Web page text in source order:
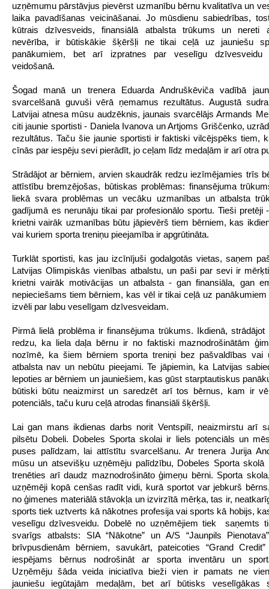
uzņēmumu pārstāvjus pievērst uzmanību bērnu kvalitatīva un
laika pavadīšanas veicināšanai. Jo mūsdienu sabiedrības,
kūtrais dzīvesveids, finansiālā atbalsta trūkums un nereti
nevērība, ir būtiskākie šķēršļi ne tikai ceļā uz jauniešu
panākumiem, bet arī izpratnes par veselīgu dzīvesveidu
veidošanā.
Šogad manā un trenera Eduarda Andruškēviča vadībā
svarcelšanā guvuši vērā ņemamus rezultātus. Augustā
Latvijai atnesa mūsu audzēknis, jaunais svarcēlājs Armands
citi jaunie sportisti - Daniela Ivanova un Artjoms Griščenko,
rezultātus. Taču šie jaunie sportisti ir faktiski vilcējspēks tiem,
cīnās par iespēju sevi pierādīt, jo ceļam līdz medaļām ir arī otra
Strādājot ar bērniem, arvien skaudrāk redzu iezīmējamies trīs
attīstību bremzējošas, būtiskas problēmas: finansējuma
liekā svara problēmas un vecāku uzmanības un atbalsta
gadījumā es nerunāju tikai par profesionālo sportu. Tieši pretēji
krietni vairāk uzmanības būtu jāpievērš tiem bērniem, kas
vai kuriem sporta treniņu pieejamība ir apgrūtināta.
Turklāt sportisti, kas jau izcīnījuši godalgotās vietas, saņem
Latvijas Olimpiskās vienības atbalstu, un paši par sevi ir
krietni vairāk motivācijas un atbalsta - gan finansiāla, gan
nepieciešams tiem bērniem, kas vēl ir tikai ceļā uz
izvēli par labu veselīgam dzīvesveidam.
Pirmā lielā problēma ir finansējuma trūkums. Ikdienā, strādājot
redzu, ka liela daļa bērnu ir no faktiski maznodrošinātām
nozīmē, ka šiem bērniem sporta treniņi bez pašvaldības vai
atbalsta nav un nebūtu pieejami. Te jāpiemin, ka Latvijas
lepoties ar bērniem un jauniešiem, kas gūst starptautiskus
būtiski būtu neaizmirst un saredzēt arī tos bērnus, kam ir
potenciāls, taču kuru ceļā atrodas finansiāli šķēršļi.
Lai gan mans ikdienas darbs norit Ventspilī, neaizmirstu arī
pilsētu Dobeli. Dobeles Sporta skolai ir liels potenciāls un
puses palīdzam, lai attīstītu svarcelšanu. Ar trenera Jurija
mūsu un atsevišķu uzņēmēju palīdzību, Dobeles Sporta skolā
trenēties arī daudz maznodrošināto ģimeņu bērni. Sporta
uzņēmēji kopā cenšas radīt vidi, kurā sportot var jebkurš
no ģimenes materiālā stāvokļa un izvirzītā mērķa, tas ir,
sports tiek uztverts kā nākotnes profesija vai sports kā hobijs,
veselīgu dzīvesveidu. Dobelē no uzņēmējiem tiek saņemts
svarīgs atbalsts: SIA “Nākotne” un A/S “Jaunpils
brīvpusdienām bērniem, savukārt, pateicoties “Grand
iespējams bērnus nodrošināt ar sporta inventāru un
Uzņēmēju šāda veida iniciatīva bieži vien ir pamats ne
jauniešu iegūtajām medaļām, bet arī būtisks veselīgākas